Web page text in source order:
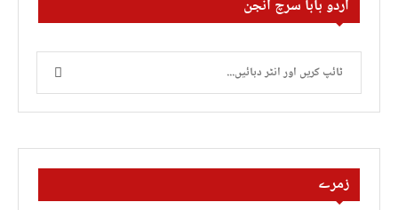
اردو بابا سرچ انجن
زمرے